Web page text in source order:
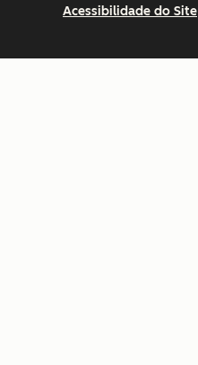
Acessibilidade do Site